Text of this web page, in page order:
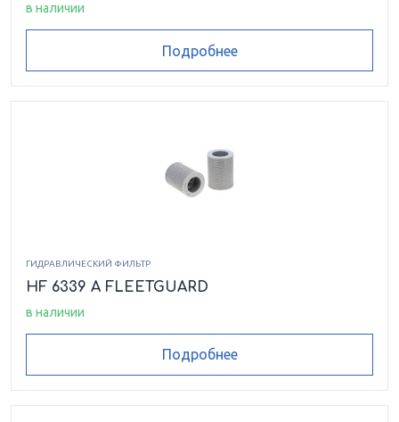
в наличии
Подробнее
ГИДРАВЛИЧЕСКИЙ ФИЛЬТР
HF 6339 A FLEETGUARD
в наличии
Подробнее